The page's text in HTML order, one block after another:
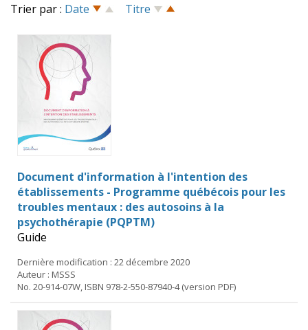
Trier par : Date Titre
Document d'information à l'intention des
établissements - Programme québécois pour les
troubles mentaux : des autosoins à la
psychothérapie (PQPTM)
Guide
Dernière modification : 22 décembre 2020
Auteur : MSSS
No. 20-914-07W, ISBN 978-2-550-87940-4 (version PDF)